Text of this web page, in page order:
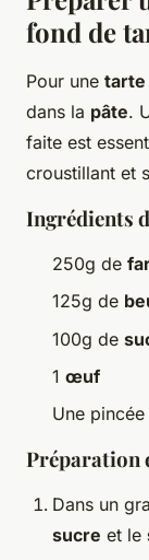
fond de
Pour une tarte
dans la pâte.
faite est
croustillant et
Ingrédients
250g de
125g de
100g de
1 œuf
Une
Préparation
Dans un
sucre et le